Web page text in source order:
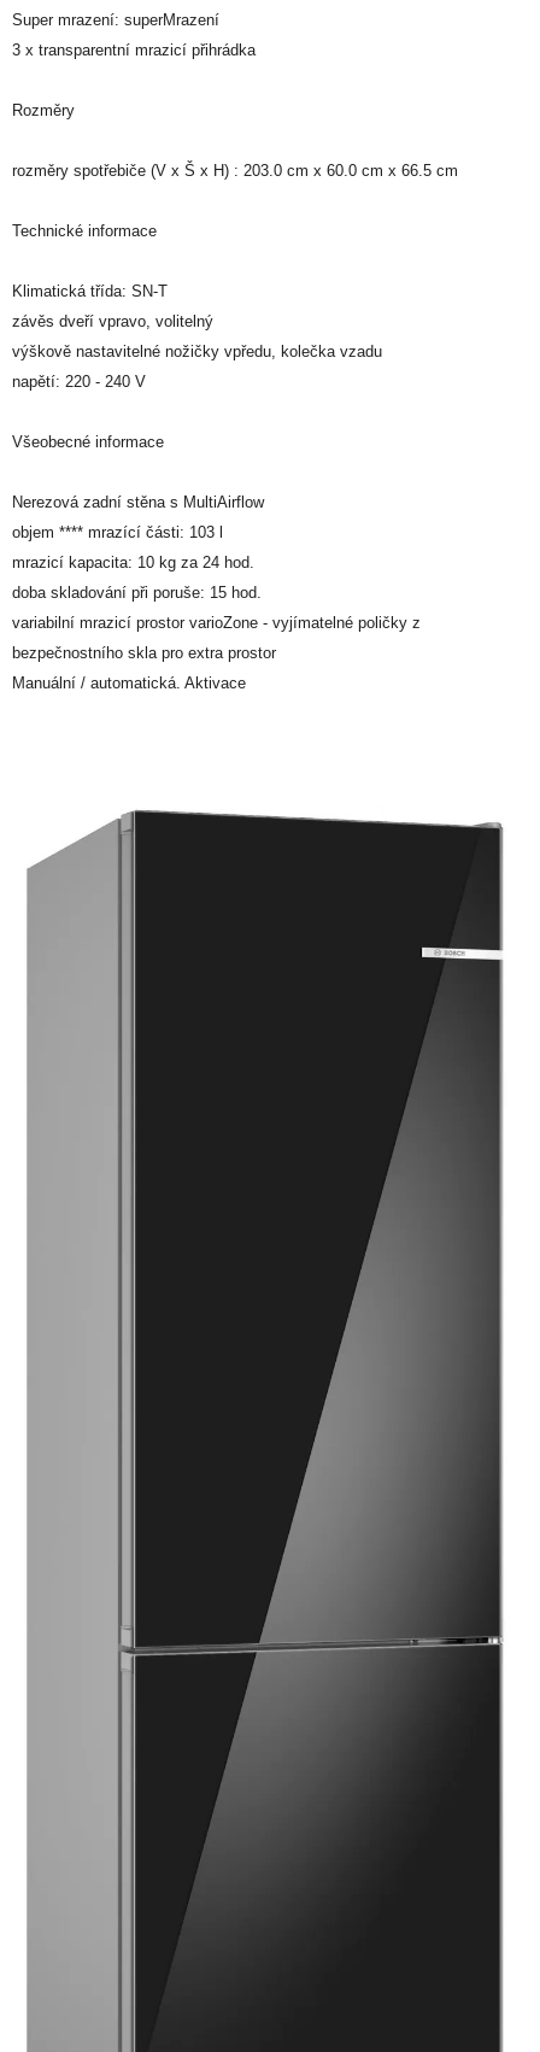
Super mrazení: superMrazení
3 x transparentní mrazicí přihrádka
Rozměry
rozměry spotřebiče (V x Š x H) : 203.0 cm x 60.0 cm x 66.5 cm
Technické informace
Klimatická třída: SN-T
závěs dveří vpravo, volitelný
výškově nastavitelné nožičky vpředu, kolečka vzadu
napětí: 220 - 240 V
Všeobecné informace
Nerezová zadní stěna s MultiAirflow
objem **** mrazící části: 103 l
mrazicí kapacita: 10 kg za 24 hod.
doba skladování při poruše: 15 hod.
variabilní mrazicí prostor varioZone - vyjímatelné poličky z
bezpečnostního skla pro extra prostor
Manuální / automatická. Aktivace